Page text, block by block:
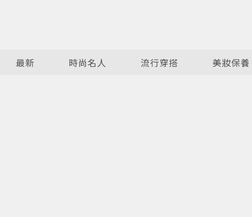
最新 時尚名人 流行穿搭 美妝保養